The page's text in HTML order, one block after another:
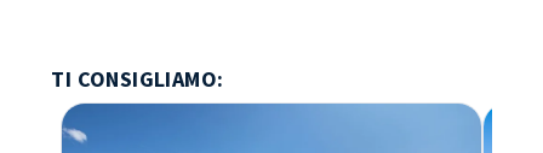
TI CONSIGLIAMO: